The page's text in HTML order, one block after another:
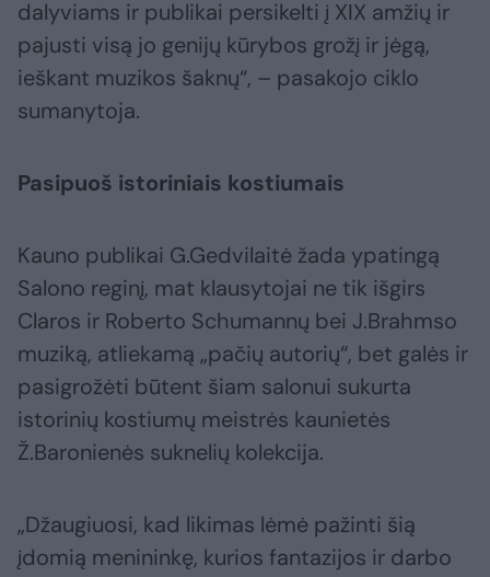
dalyviams ir publikai persikelti į XIX amžių ir
pajusti visą jo genijų kūrybos grožį ir jėgą,
ieškant muzikos šaknų“, – pasakojo ciklo
sumanytoja.
Pasipuoš istoriniais kostiumais
Kauno publikai G.Gedvilaitė žada ypatingą
Salono reginį, mat klausytojai ne tik išgirs
Claros ir Roberto Schumannų bei J.Brahmso
muziką, atliekamą „pačių autorių“, bet galės ir
pasigrožėti būtent šiam salonui sukurta
istorinių kostiumų meistrės kaunietės
Ž.Baronienės suknelių kolekcija.
„Džaugiuosi, kad likimas lėmė pažinti šią
įdomią menininkę, kurios fantazijos ir darbo